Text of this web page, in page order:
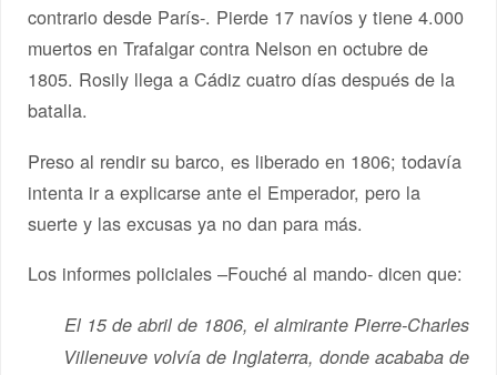
contrario desde París-. Pierde 17 navíos y tiene 4.000
muertos en Trafalgar contra Nelson en octubre de
1805. Rosily llega a Cádiz cuatro días después de la
batalla.
Preso al rendir su barco, es liberado en 1806; todavía
intenta ir a explicarse ante el Emperador, pero la
suerte y las excusas ya no dan para más.
Los informes policiales –Fouché al mando- dicen que:
El 15 de abril de 1806, el almirante Pierre-Charles
Villeneuve volvía de Inglaterra, donde acababa de